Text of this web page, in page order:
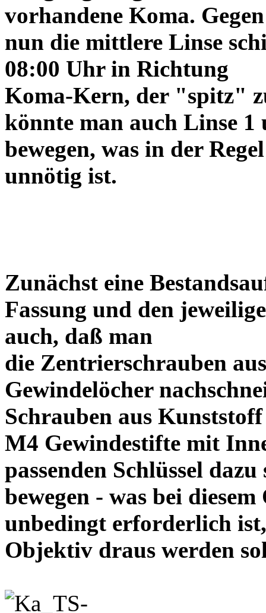
vorhandene Koma.
nun die mittlere Linse
08:00 Uhr in Richtung
Koma-Kern, der "spitz"
könnte man auch Linse
bewegen, was in der Regel
unnötig ist.
Zunächst eine
Fassung und den
auch, daß man
die Zentrierschrauben
Gewindelöcher
Schrauben aus
M4 Gewindestifte mit
passenden Schlüssel
bewegen - was bei
unbedingt erforderlich
Objektiv draus